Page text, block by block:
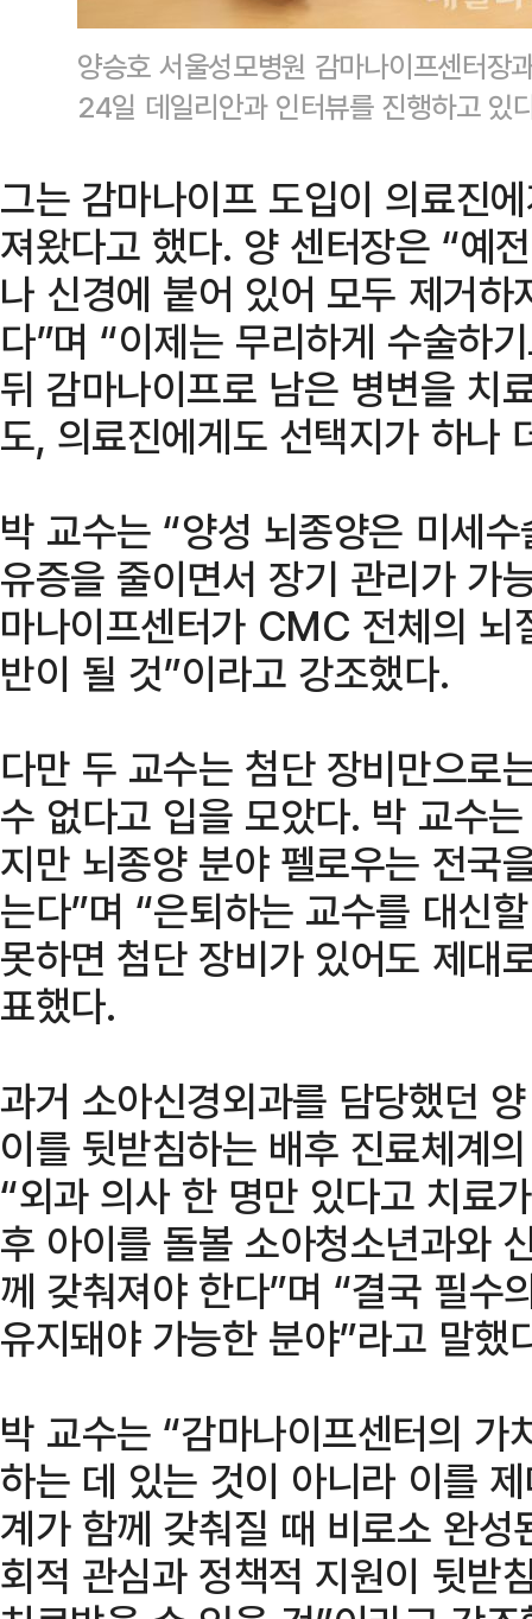
양승호 서울성모병원 감마나이프센터장
24일 데일리안과 인터뷰를 진행하고
그는 감마나이프 도입이 의료진
져왔다고 했다. 양 센터장은 “예
나 신경에 붙어 있어 모두 제거
다”며 “이제는 무리하게 수술하
뒤 감마나이프로 남은 병변을 치
도, 의료진에게도 선택지가 하나
박 교수는 “양성 뇌종양은 미세
유증을 줄이면서 장기 관리가 가
마나이프센터가 CMC 전체의 뇌
반이 될 것”이라고 강조했다.
다만 두 교수는 첨단 장비만으로
수 없다고 입을 모았다. 박 교수
지만 뇌종양 분야 펠로우는 전국
는다”며 “은퇴하는 교수를 대신
못하면 첨단 장비가 있어도 제대
표했다.
과거 소아신경외과를 담당했던
이를 뒷받침하는 배후 진료체계
“외과 의사 한 명만 있다고 치료
후 아이를 돌볼 소아청소년과와
께 갖춰져야 한다”며 “결국 필수
유지돼야 가능한 분야”라고 말했
박 교수는 “감마나이프센터의
하는 데 있는 것이 아니라 이를
계가 함께 갖춰질 때 비로소 완
회적 관심과 정책적 지원이 뒷받